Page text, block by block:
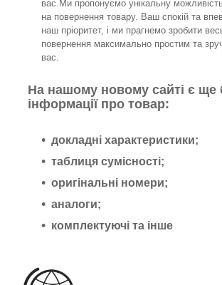
вас.Ми пропонуємо унікальну
на повернення товару. Ваш спокій та
наш пріоритет, і ми прагнемо зробити
повернення максимально простим та
вас.
На нашому новому сайті є ще
інформації про товар:
докладні характеристики;
таблиця сумісності;
оригінальні номери;
аналоги;
комплектуючі та інше